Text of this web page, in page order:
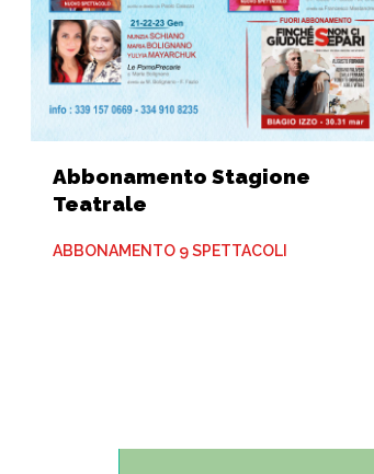
Abbonamento Stagione
Teatrale
ABBONAMENTO 9 SPETTACOLI